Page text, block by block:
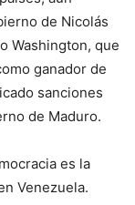
de Nicolás
Washington, que
ganador de
sanciones
de Maduro.
es la
Venezuela.